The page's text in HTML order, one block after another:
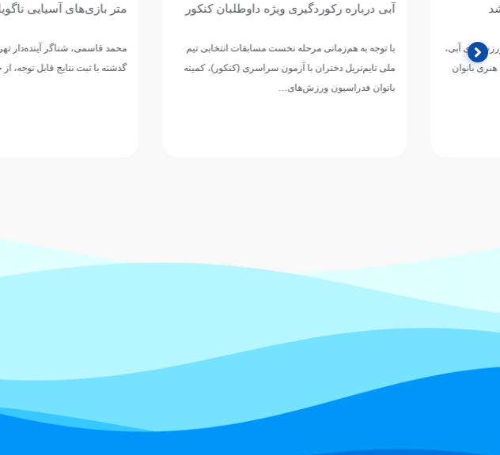
آبی درباره رکوردگیری ویژه داوطلبان کنکور
با توجه به هم‌زمانی مرحله نخست مسابقات انتخابی تیم
ملی تایم‌تریل دختران با آزمون سراسری (کنکور)، کمیته
بانوان فدراسیون ورزش‌های…
متر بازی‌های آسیایی ناگویاست
محمد قاسمی، شناگر آینده‌دار تهران که در یک سال
گذشته با ثبت نتایج قابل توجه، از جمله کسب دو مدال…